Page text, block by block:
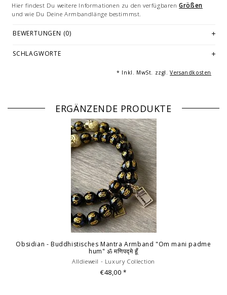
Hier findest Du weitere Informationen zu den verfügbarenGrößen
und wie Du Deine Armbandlänge bestimmst.
Deutschland.
Bilddarstellung: beispielhafte Aufnahme eines Armbandes von 19 cm
BEWERTUNGEN (0)
SCHLAGWORTE
* Inkl. MwSt. zzgl.Versandkosten
ERGÄNZENDE PRODUKTE
Obsidian - Buddhistisches Mantra Armband "Om mani padme
hum" ॐ मणिपद्मे हूँ
Alldieweil - Luxury Collection
€48,00*